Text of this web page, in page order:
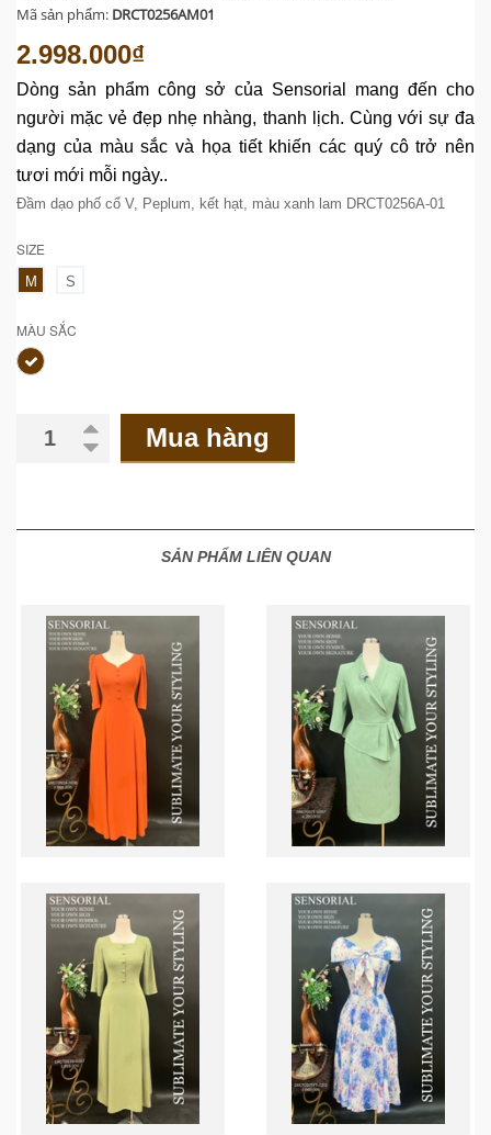
Mã sản phẩm: DRCT0256AM01
2.998.000₫
Dòng sản phẩm công sở của Sensorial mang đến cho
người mặc vẻ đẹp nhẹ nhàng, thanh lịch. Cùng với sự đa
dạng của màu sắc và họa tiết khiến các quý cô trở nên
tươi mới mỗi ngày..
Đầm dạo phố cổ V, Peplum, kết hạt, màu xanh lam DRCT0256A-01
SIZE
M S
MÀU SẮC
Mua hàng
SẢN PHẨM LIÊN QUAN